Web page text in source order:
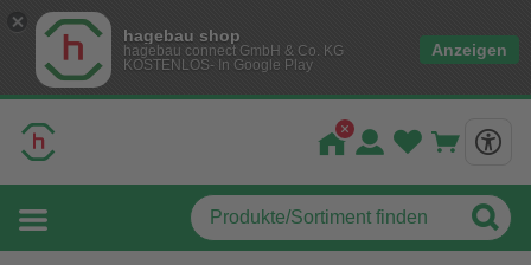
hagebau shop
hagebau connect GmbH & Co. KG
KOSTENLOS- In Google Play
Anzeigen